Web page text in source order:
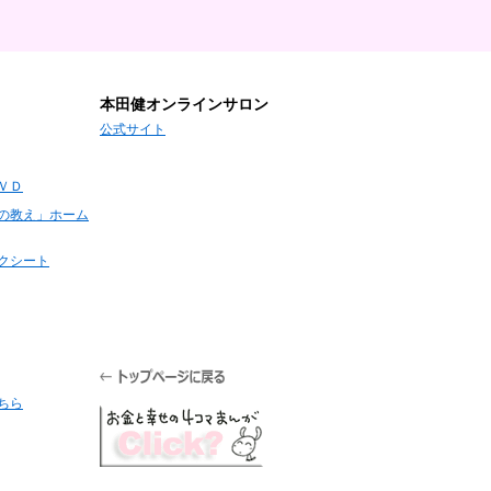
Ｄ
教え」ホーム
シート
本田健オンラインサロン
公式サイト
ら